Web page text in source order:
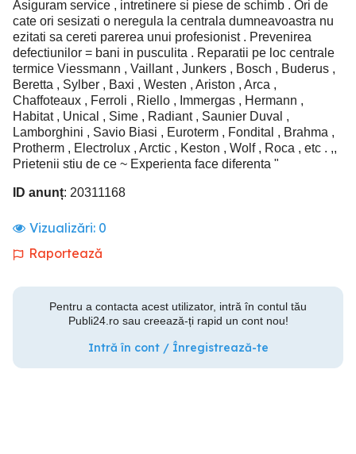
Asiguram service , intretinere si piese de schimb . Ori de
cate ori sesizati o neregula la centrala dumneavoastra nu
ezitati sa cereti parerea unui profesionist . Prevenirea
defectiunilor = bani in pusculita . Reparatii pe loc centrale
termice Viessmann , Vaillant , Junkers , Bosch , Buderus ,
Beretta , Sylber , Baxi , Westen , Ariston , Arca ,
Chaffoteaux , Ferroli , Riello , Immergas , Hermann ,
Habitat , Unical , Sime , Radiant , Saunier Duval ,
Lamborghini , Savio Biasi , Euroterm , Fondital , Brahma ,
Protherm , Electrolux , Arctic , Keston , Wolf , Roca , etc . ,,
Prietenii stiu de ce ~ Experienta face diferenta "
ID anunț: 20311168
Vizualizări: 0
Raportează
Pentru a contacta acest utilizator, intră în contul tău
Publi24.ro sau creează-ți rapid un cont nou!
Intră în cont / Înregistrează-te